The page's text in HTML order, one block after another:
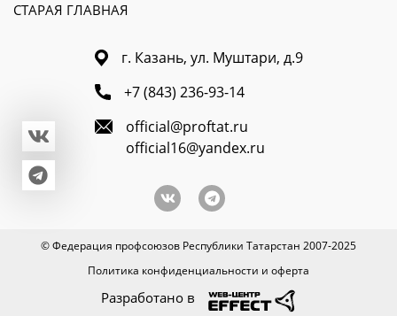
СТАРАЯ ГЛАВНАЯ
г. Казань, ул. Муштари, д.9
+7 (843) 236-93-14
official@proftat.ru
official16@yandex.ru
© Федерация профсоюзов Республики Татарстан 2007-2025
Политика конфиденциальности и оферта
Разработано в